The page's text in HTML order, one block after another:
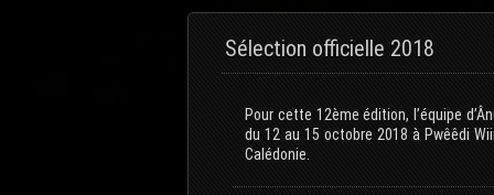
Sélection officielle 2018
Pour cette 12ème édition, l’équipe
du 12 au 15 octobre 2018 à Pwêêdi
Calédonie.